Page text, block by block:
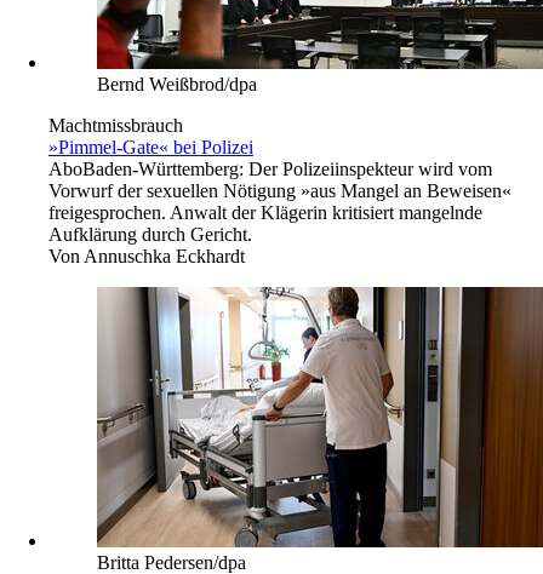
Bernd Weißbrod/dpa
Machtmissbrauch
»Pimmel-Gate« bei Polizei
AboBaden-Württemberg: Der Polizeiinspekteur wird vom
Vorwurf der sexuellen Nötigung »aus Mangel an Beweisen«
freigesprochen. Anwalt der Klägerin kritisiert mangelnde
Aufklärung durch Gericht.
Von Annuschka Eckhardt
Britta Pedersen/dpa